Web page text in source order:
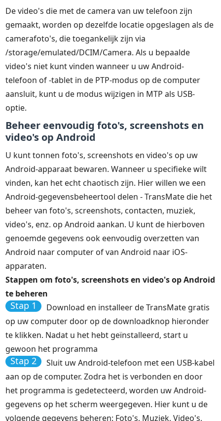
De video's die met de camera van uw telefoon zijn
gemaakt, worden op dezelfde locatie opgeslagen als de
camerafoto's, die toegankelijk zijn via
/storage/emulated/DCIM/Camera. Als u bepaalde
video's niet kunt vinden wanneer u uw Android-
telefoon of -tablet in de PTP-modus op de computer
aansluit, kunt u de modus wijzigen in MTP als USB-
optie.
Beheer eenvoudig foto's, screenshots en
video's op Android
U kunt tonnen foto's, screenshots en video's op uw
Android-apparaat bewaren. Wanneer u specifieke wilt
vinden, kan het echt chaotisch zijn. Hier willen we een
Android-gegevensbeheertool delen - TransMate die het
beheer van foto's, screenshots, contacten, muziek,
video's, enz. op Android aankan. U kunt de hierboven
genoemde gegevens ook eenvoudig overzetten van
Android naar computer of van Android naar iOS-
apparaten.
Stappen om foto's, screenshots en video's op Android
te beheren
Stap 1
Download en installeer de TransMate gratis
op uw computer door op de downloadknop hieronder
te klikken. Nadat u het hebt geïnstalleerd, start u
gewoon het programma
Stap 2
Sluit uw Android-telefoon met een USB-kabel
aan op de computer. Zodra het is verbonden en door
het programma is gedetecteerd, worden uw Android-
gegevens op het scherm weergegeven. Hier kunt u de
volgende gegevens beheren: Foto's, Muziek, Video's,